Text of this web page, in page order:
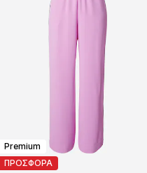
Premium
ΠΡΟΣΦΟΡΑ